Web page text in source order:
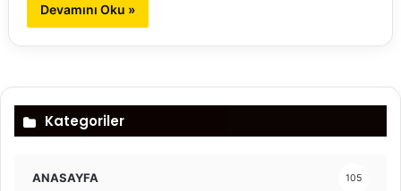
Devamını Oku »
Kategoriler
ANASAYFA 105